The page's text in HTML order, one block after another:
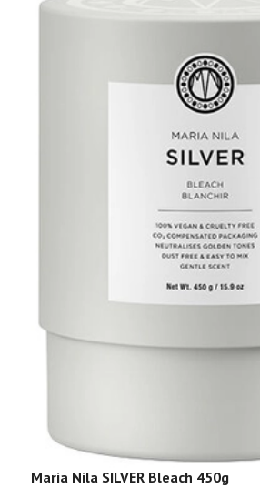
Maria Nila SILVER Bleach 450g